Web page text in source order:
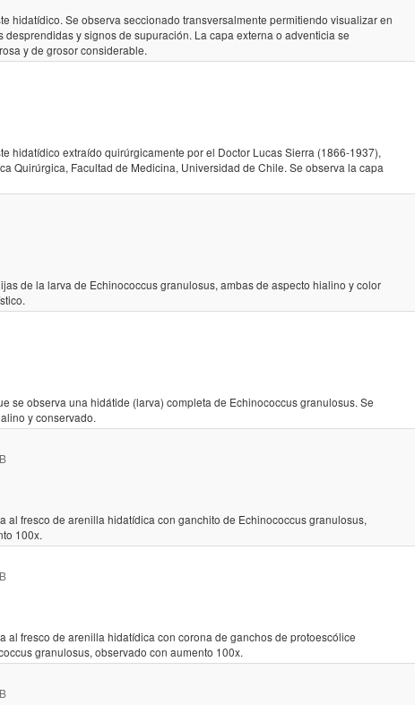
hidatídico. Se observa seccionado transversalmente permitiendo visualizar en
desprendidas y signos de supuración. La capa externa o adventicia se
y de grosor considerable.
hidatídico extraído quirúrgicamente por el Doctor Lucas Sierra (1866-1937),
Quirúrgica, Facultad de Medicina, Universidad de Chile. Se observa la capa
de la larva de Echinococcus granulosus, ambas de aspecto hialino y color
se observa una hidátide (larva) completa de Echinococcus granulosus. Se
y conservado.
al fresco de arenilla hidatídica con ganchito de Echinococcus granulosus,
100x.
al fresco de arenilla hidatídica con corona de ganchos de protoescólice
granulosus, observado con aumento 100x.